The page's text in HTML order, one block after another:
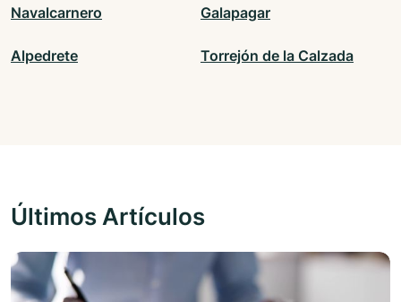
Navalcarnero Galapagar
Alpedrete Torrejón de la Calzada
Últimos Artículos